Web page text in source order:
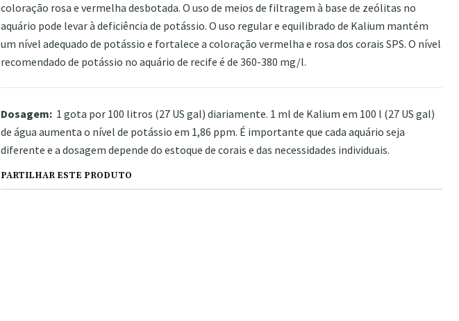
coloração rosa e vermelha desbotada. O uso de meios de filtragem à base de zeólitas no
aquário pode levar à deficiência de potássio. O uso regular e equilibrado de Kalium mantém
um nível adequado de potássio e fortalece a coloração vermelha e rosa dos corais SPS. O nível
recomendado de potássio no aquário de recife é de 360-380 mg/l.
Dosagem: 1 gota por 100 litros (27 US gal) diariamente. 1 ml de Kalium em 100 l (27 US gal)
de água aumenta o nível de potássio em 1,86 ppm. É importante que cada aquário seja
diferente e a dosagem depende do estoque de corais e das necessidades individuais.
PARTILHAR ESTE PRODUTO